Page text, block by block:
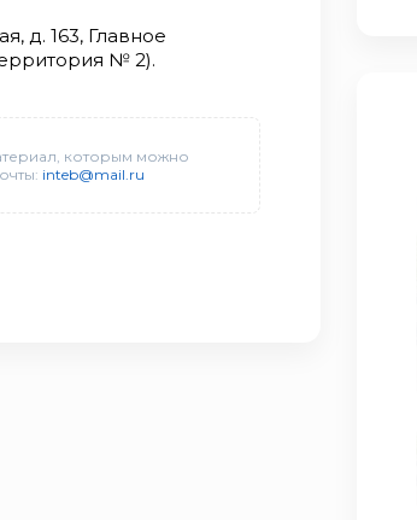
д. 163, Главное
№ 2).
которым можно
inteb@mail.ru